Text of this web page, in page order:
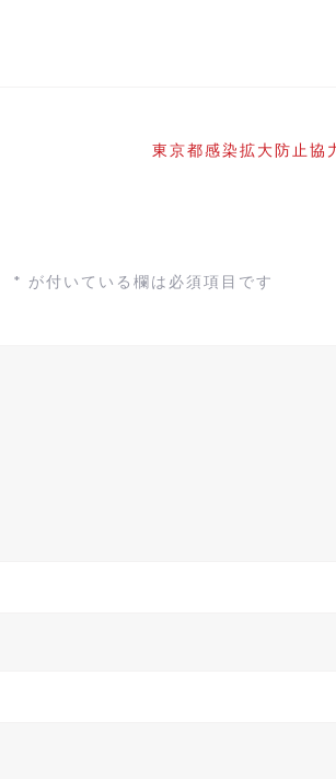
東京都感染拡大防止協
* が付いている欄は必須項目です